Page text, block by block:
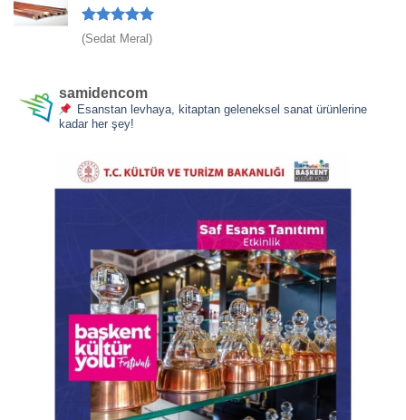
5 üzerinden
5
(Sedat Meral)
samidencom
Esanstan levhaya, kitaptan geleneksel sanat ürünlerine
kadar her şey!